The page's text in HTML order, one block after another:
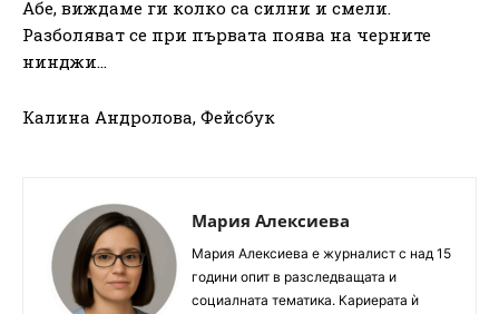
Абе, виждаме ги колко са силни и смели.
Разболяват се при първата поява на черните
нинджи…
Калина Андролова, Фейсбук
Мария Алексиева
Мария Алексиева е журналист с над 15
години опит в разследващата и
социалната тематика. Кариерата ѝ